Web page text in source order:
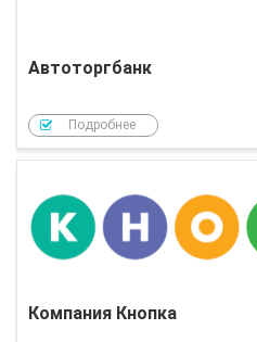
Автоторгбанк
Подробнее
Компания Кнопка